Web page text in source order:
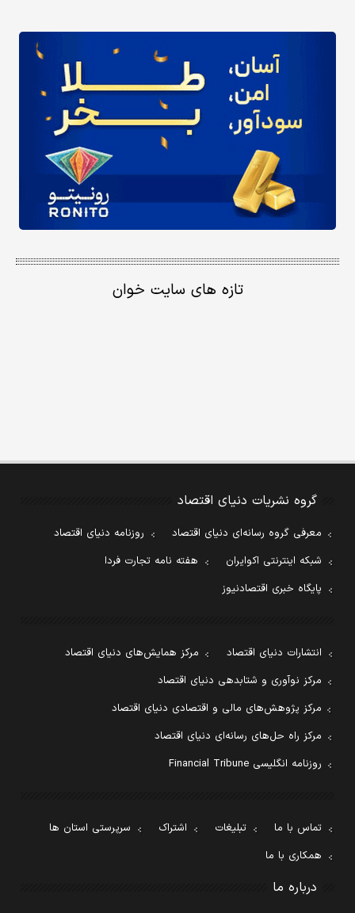
تازه های سایت خوان
گروه نشریات دنیای اقتصاد
معرفی گروه رسانه‌ای دنیای اقتصاد
روزنامه دنیای اقتصاد
شبکه اینترنتی اکوایران
هفته نامه تجارت فردا
پایگاه خبری اقتصادنیوز
انتشارات دنیای اقتصاد
مرکز همایش‌های دنیای اقتصاد
مرکز نوآوری و شتابدهی دنیای اقتصاد
مرکز پژوهش‌های مالی و اقتصادی دنیای اقتصاد
مرکز راه حل‌های رسانه‌ای دنیای اقتصاد
روزنامه انگلیسی Financial Tribune
تماس با ما تبلیغات اشتراک
سرپرستی استان ها
همکاری با ما
درباره ما